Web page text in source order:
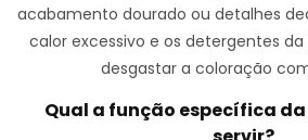
acabamento dourado ou detalhes
calor excessivo e os detergentes
desgastar a coloração
Qual a função específica